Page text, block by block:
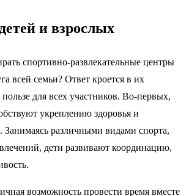
и взрослых
спортивно-развлекательные центры
всей семьи? Ответ кроется в их
для всех участников. Во-первых,
укреплению здоровья и
различными видами спорта,
дети развивают координацию,
возможность провести время вместе